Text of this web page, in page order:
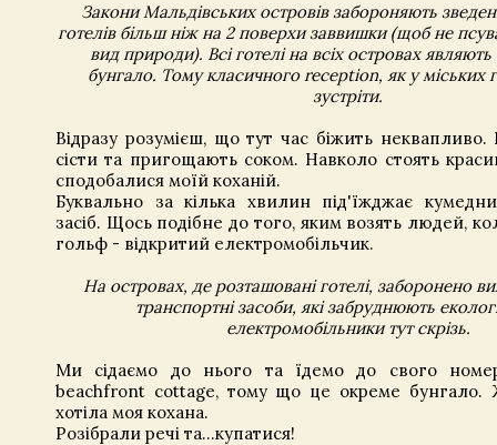
Закони Мальдівських островів забороняють
готелів більш ніж на 2 поверхи заввишки (щоб не
вид природи). Всі готелі на всіх островах
бунгало. Тому класичного reception, як у міських
зустріти.
Відразу розумієш, що тут час біжить
сісти та пригощають соком. Навколо стоять
сподобалися моїй коханій.
Буквально за кілька хвилин під'їжджає
засіб. Щось подібне до того, яким возять людей,
гольф - відкритий електромобільчик.
На островах, де розташовані готелі, заборонено
транспортні засоби, які забруднюють
електромобільники тут скрізь.
Ми сідаємо до нього та їдемо до свого
beachfront cottage, тому що це окреме бунгало.
хотіла моя кохана.
Розібрали речі та…купатися!